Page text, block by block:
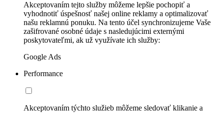
Akceptovaním tejto služby môžeme lepšie pochopiť a
vyhodnotiť úspešnosť našej online reklamy a optimalizovať
našu reklamnú ponuku. Na tento účel synchronizujeme Vaše
zašifrované osobné údaje s nasledujúcimi externými
poskytovateľmi, ak už využívate ich služby:
Google Ads
Performance
Akceptovaním týchto služieb môžeme sledovať klikanie a